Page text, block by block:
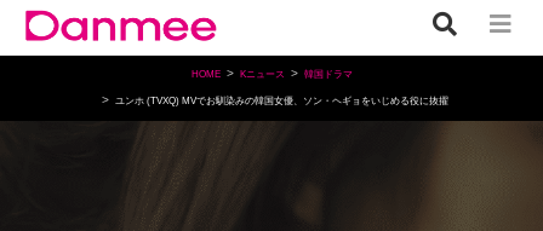
HOME Kニュース 韓国ドラマ
ユンホ (TVXQ) MVでお馴染みの韓国女優、ソン・ヘギョをいじめる役に抜擢